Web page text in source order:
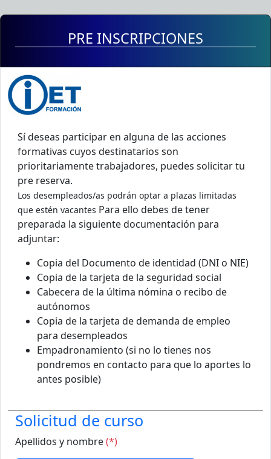
PRE INSCRIPCIONES
Sí deseas participar en alguna de las acciones
formativas cuyos destinatarios son
prioritariamente trabajadores, puedes solicitar tu
pre reserva.
Los desempleados/as podrán optar a plazas limitadas
que estén vacantes Para ello debes de tener
preparada la siguiente documentación para
adjuntar:
Copia del Documento de identidad (DNI o NIE)
Copia de la tarjeta de la seguridad social
Cabecera de la última nómina o recibo de
autónomos
Copia de la tarjeta de demanda de empleo
para desempleados
Empadronamiento (si no lo tienes nos
pondremos en contacto para que lo aportes lo
antes posible)
Solicitud de curso
Apellidos y nombre(*)